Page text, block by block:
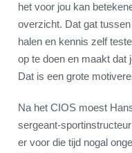
het voor jou kan
overzicht. Dat gat
halen en kennis zelf
op te doen en maakt dat
Dat is een grote
Na het CIOS moest
sergeant-
er voor die tijd nogal